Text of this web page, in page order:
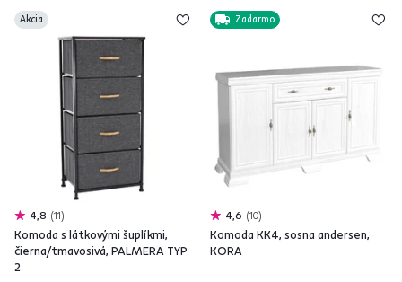
Akcia
4,8 11
Komoda s látkovými šuplíkmi,
čierna/tmavosivá, PALMERA TYP
2
Zadarmo
4,6 10
Komoda KK4, sosna andersen,
KORA